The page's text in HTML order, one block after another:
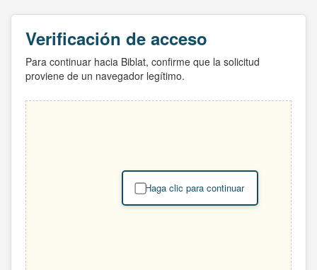
Verificación de acceso
Para continuar hacia Biblat, confirme que la solicitud
proviene de un navegador legítimo.
Haga clic para continuar